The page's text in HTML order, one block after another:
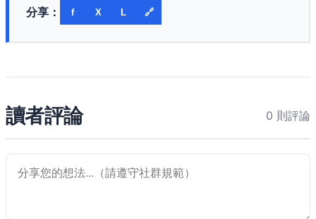
分享： f X L 🔗
讀者評論 0 則評論